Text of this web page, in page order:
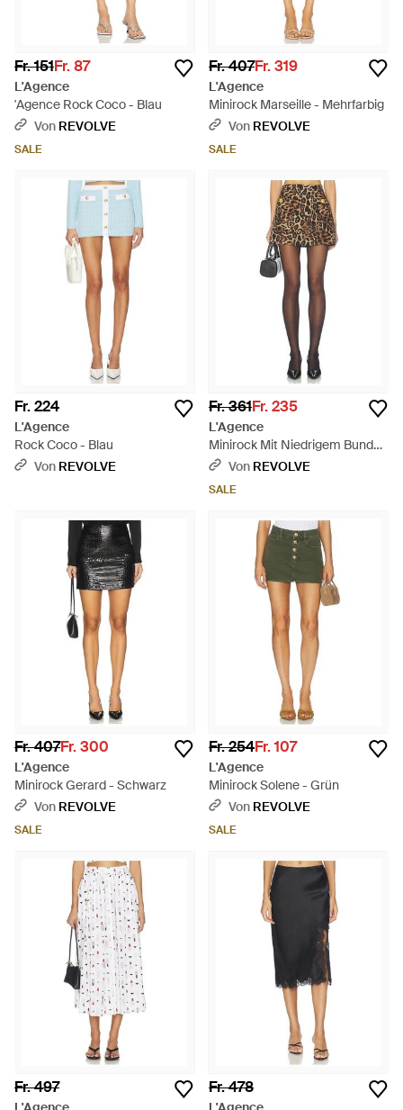
Fr. 151Fr. 87
L'Agence
'Agence Rock Coco - Blau
Von REVOLVE
SALE
Fr. 407Fr. 319
L'Agence
Minirock Marseille - Mehrfarbig
Von REVOLVE
SALE
Fr. 224
L'Agence
Rock Coco - Blau
Von REVOLVE
Fr. 361Fr. 235
L'Agence
Minirock Mit Niedrigem Bund
Cyra - Schwarz
Von REVOLVE
SALE
Fr. 407Fr. 300
L'Agence
Minirock Gerard - Schwarz
Von REVOLVE
SALE
Fr. 254Fr. 107
L'Agence
Minirock Solene - Grün
Von REVOLVE
SALE
Fr. 497 Fr. 478